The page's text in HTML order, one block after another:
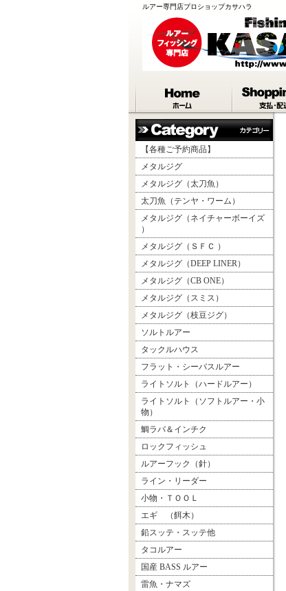
ルアー専門店プロショップカサハラ
【各種ご予約商品】
メタルジグ
メタルジグ（太刀魚）
太刀魚（テンヤ・ワーム）
メタルジグ（ネイチャーボーイズ
）
メタルジグ（ＳＦＣ ）
メタルジグ（DEEP LINER）
メタルジグ（CB ONE）
メタルジグ（スミス）
メタルジグ（枝豆ジグ）
ソルトルアー
タックルハウス
フラット・シーバスルアー
ライトソルト（ハードルアー）
ライトソルト（ソフトルアー・小
物）
鯛ラバ＆インチク
ロックフィッシュ
ルアーフック（針）
ライン・リーダー
小物・ＴＯＯＬ
エギ （餌木）
鉛スッテ・スッテ他
タコルアー
国産 BASS ルアー
雷魚・ナマズ